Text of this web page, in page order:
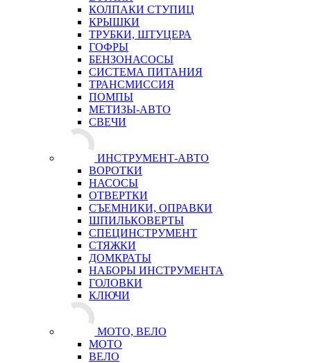
КОЛПАКИ СТУПИЦ
КРЫШКИ
ТРУБКИ, ШТУЦЕРА
ГОФРЫ
БЕНЗОНАСОСЫ
СИСТЕМА ПИТАНИЯ
ТРАНСМИССИЯ
ПОМПЫ
МЕТИЗЫ-АВТО
СВЕЧИ
ИНСТРУМЕНТ-АВТО
ВОРОТКИ
НАСОСЫ
ОТВЕРТКИ
СЪЕМНИКИ, ОПРАВКИ
ШПИЛЬКОВЕРТЫ
СПЕЦИНСТРУМЕНТ
СТЯЖКИ
ДОМКРАТЫ
НАБОРЫ ИНСТРУМЕНТА
ГОЛОВКИ
КЛЮЧИ
МОТО, ВЕЛО
МОТО
ВЕЛО